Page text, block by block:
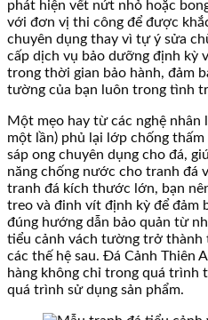
phát hiện vết nứt nhỏ hoặc
với đơn vị thi công để được
chuyên dụng thay vì tự ý sửa
cấp dịch vụ bảo dưỡng định kỳ
trong thời gian bảo hành, đảm
tường của bạn luôn trong tình
Một mẹo hay từ các nghệ nhân
một lần) phủ lại lớp chống
sáp ong chuyên dụng cho đá,
năng chống nước cho tranh đá
tranh đá kích thước lớn, bạn
treo và đinh vít định kỳ để đảm
đúng hướng dẫn bảo quản từ
tiểu cảnh vách tường trở thành
các thế hệ sau. Đá Cảnh Thiên
hàng không chỉ trong quá trình
quá trình sử dụng sản phẩm.